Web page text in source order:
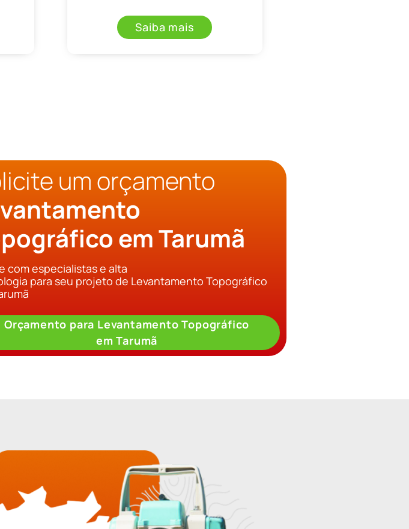
Saiba mais
um orçamento
em Tarumã
com especialistas e alta
para seu projeto de Levantamento Topográfico
Orçamento para Levantamento Topográfico
em Tarumã